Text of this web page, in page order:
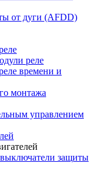
от дуги (AFDD)
реле
времени и
монтажа
управлением
защиты